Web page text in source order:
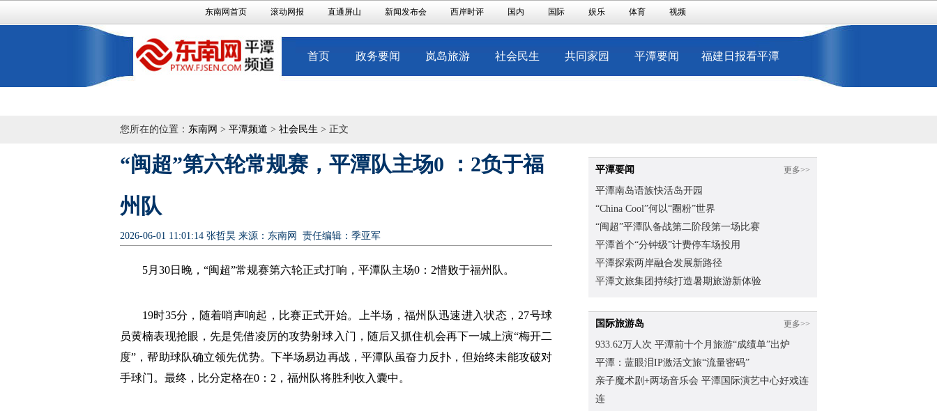
东南网首页 滚动网报 直通屏山 新闻发布会 西岸时评 国内 国际 娱乐 体育 视频
首页 政务要闻 岚岛旅游 社会民生 共同家园 平潭要闻 福建日报看平潭
您所在的位置： 东南网 > 平潭频道 > 社会民生 > 正文
“闽超”第六轮常规赛，平潭队主场0 ：2负于福
州队
2026-06-01 11:01:14 张哲昊 来源：东南网 责任编辑：季亚军
5月30日晚，“闽超”常规赛第六轮正式打响，平潭队主场0：2惜败于福州队。
19时35分，随着哨声响起，比赛正式开始。上半场，福州队迅速进入状态，27号球
员黄楠表现抢眼，先是凭借凌厉的攻势射球入门，随后又抓住机会再下一城上演“梅开二
度”，帮助球队确立领先优势。下半场易边再战，平潭队虽奋力反扑，但始终未能攻破对
手球门。最终，比分定格在0：2，福州队将胜利收入囊中。
更多>>
平潭要闻
平潭南岛语族快活岛开园
“China Cool”何以“圈粉”世界
“闽超”平潭队备战第二阶段第一场比赛
平潭首个“分钟级”计费停车场投用
平潭探索两岸融合发展新路径
平潭文旅集团持续打造暑期旅游新体验
更多>>
国际旅游岛
933.62万人次 平潭前十个月旅游“成绩单”出炉
平潭：蓝眼泪IP激活文旅“流量密码”
亲子魔术剧+两场音乐会 平潭国际演艺中心好戏连
连